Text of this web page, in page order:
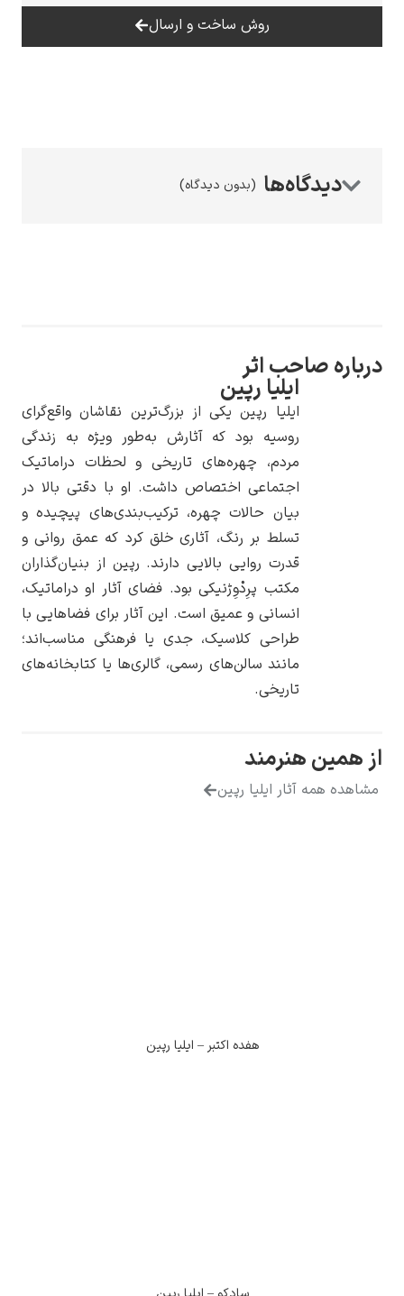
رامبرانت
پل سزان
یوهانس فرمیر
پرفروش‌ترین
تابلوها
روش ساخت و ارسال
(بدون دیدگاه)
درباره صاحب اثر
ایلیا رپین
ایلیا رپین یکی از بزرگ‌ترین نقاشان واقع‌گرای
روسیه بود که آثارش به‌طور ویژه به زندگی
مردم، چهره‌های تاریخی و لحظات دراماتیک
اجتماعی اختصاص داشت. او با دقتی بالا در
بیان حالات چهره، ترکیب‌بندی‌های پیچیده و
تسلط بر رنگ، آثاری خلق کرد که عمق روانی و
قدرت روایی بالایی دارند. رپین از بنیان‌گذاران
مکتب پرِدْوِژنیکی بود. فضای آثار او دراماتیک،
انسانی و عمیق است. این آثار برای فضاهایی با
طراحی کلاسیک، جدی یا فرهنگی مناسب‌اند؛
مانند سالن‌های رسمی، گالری‌ها یا کتابخانه‌های
تاریخی.
از همین هنرمند
مشاهده همه آثار ایلیا رپین
هفده اکتبر – ایلیا رپین